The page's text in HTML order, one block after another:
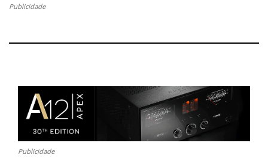
Publicidade
Publicidade